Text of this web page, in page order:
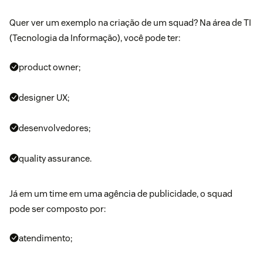
Quer ver um exemplo na criação de um squad? Na área de TI
(Tecnologia da Informação), você pode ter:
product owner;
designer UX;
desenvolvedores;
quality assurance.
Já em um time em uma agência de publicidade, o squad
pode ser composto por:
atendimento;